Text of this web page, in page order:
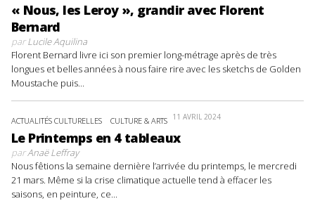
« Nous, les Leroy », grandir avec Florent
Bernard
parLucile Aquilina
Florent Bernard livre ici son premier long-métrage après de très
longues et belles années à nous faire rire avec les sketchs de Golden
Moustache puis...
ACTUALITÉS CULTURELLES CULTURE & ARTS 11 AVRIL 2024
Le Printemps en 4 tableaux
parAnaë Leffray
Nous fêtions la semaine dernière l’arrivée du printemps, le mercredi
21 mars. Même si la crise climatique actuelle tend à effacer les
saisons, en peinture, ce...